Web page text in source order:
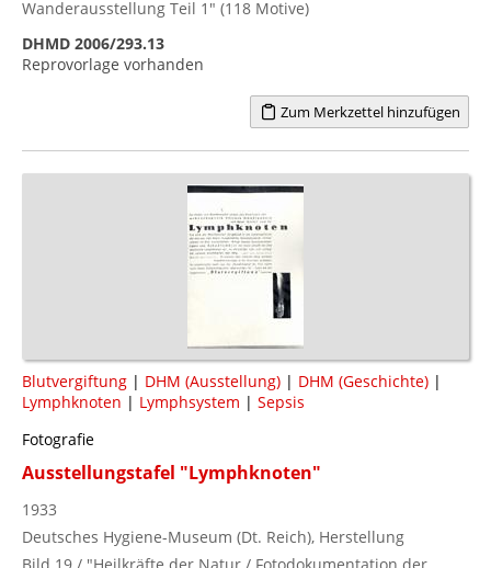
Wanderausstellung Teil 1" (118 Motive)
DHMD 2006/293.13
Reprovorlage vorhanden
Zum Merkzettel hinzufügen
Blutvergiftung | DHM (Ausstellung) | DHM (Geschichte) |
Lymphknoten | Lymphsystem | Sepsis
Fotografie
Ausstellungstafel "Lymphknoten"
1933
Deutsches Hygiene-Museum (Dt. Reich), Herstellung